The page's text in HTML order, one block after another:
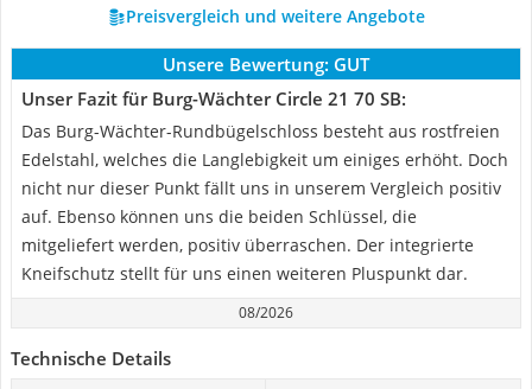
Preisvergleich und weitere Angebote
Unsere Bewertung: GUT
Unser Fazit für Burg-Wächter Circle 21 70 SB:
Das Burg-Wächter-Rundbügelschloss besteht aus rostfreien
Edelstahl, welches die Langlebigkeit um einiges erhöht. Doch
nicht nur dieser Punkt fällt uns in unserem Vergleich positiv
auf. Ebenso können uns die beiden Schlüssel, die
mitgeliefert werden, positiv überraschen. Der integrierte
Kneifschutz stellt für uns einen weiteren Pluspunkt dar.
08/2026
Technische Details